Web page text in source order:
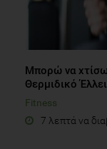
Μπορώ να
Θερμιδικό
Fitness
7 λεπτά να